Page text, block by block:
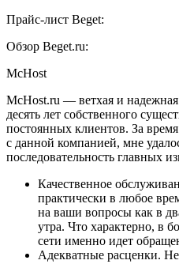
Прайс-лист Beget:
Обзор Beget.ru:
McHost
McHost.ru — ветхая и
десять лет собственного
постоянных клиентов. За
с данной компанией, мне
последовательность главных
Качественное
практически в любое
на ваши вопросы как в
утра. Что характерно, в
сети именно идет
Адекватные расценки.